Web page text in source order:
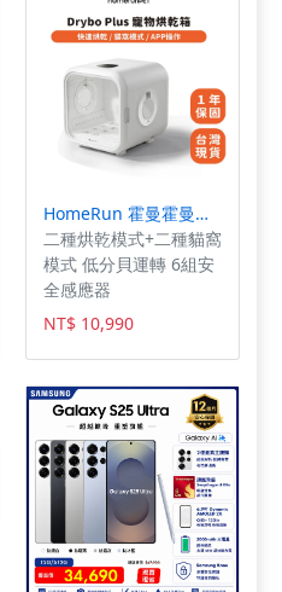
HomeRun 霍曼霍曼寵物烘乾箱 Drybo Plus 台灣專用版
二種烘乾模式+二種貓窩
模式 低分貝運轉 6組安
全感應器
NT$ 10,990